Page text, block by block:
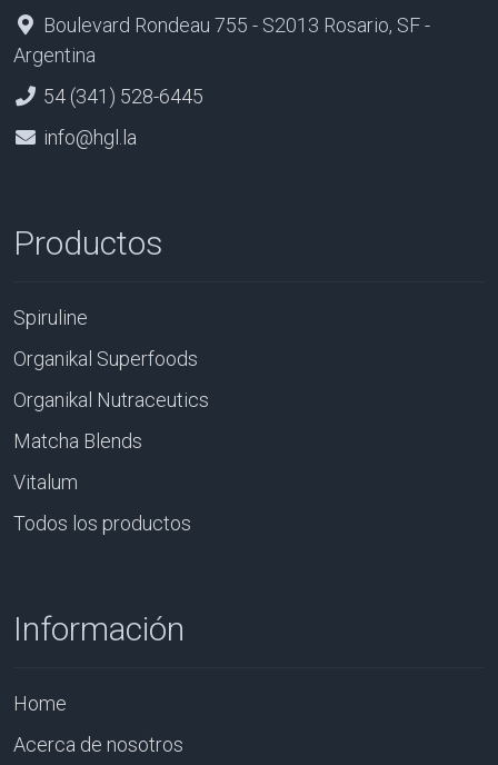
Boulevard Rondeau 755 - S2013 Rosario, SF -
Argentina
54 (341) 528-6445
info@hgl.la
Productos
Spiruline
Organikal Superfoods
Organikal Nutraceutics
Matcha Blends
Vitalum
Todos los productos
Información
Home
Acerca de nosotros